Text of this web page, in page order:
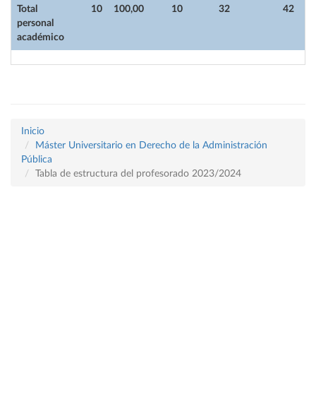
Total
personal
académico
10 100,00 10 32 42
Inicio
Máster Universitario en Derecho de la Administración
Pública
Tabla de estructura del profesorado 2023/2024